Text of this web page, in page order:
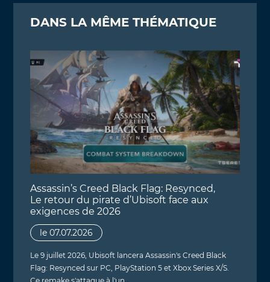
DANS LA MÊME THÉMATIQUE
Assassin’s Creed Black Flag: Resynced,
Le retour du pirate d’Ubisoft face aux
exigences de 2026
le 07.07.2026
Le 9 juillet 2026, Ubisoft lancera Assassin's Creed Black
Flag: Resynced sur PC, PlayStation 5 et Xbox Series X/S.